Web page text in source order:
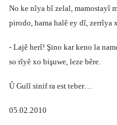
No ke nîya bî zelal, mamostayî
pirodo, hama halê ey dî, zerrîya
- Lajê herî! Şino kar keno la
so rîyê xo bişuwe, leze bêre.
Û Gulî sinif ra est teber…
05.02.2010